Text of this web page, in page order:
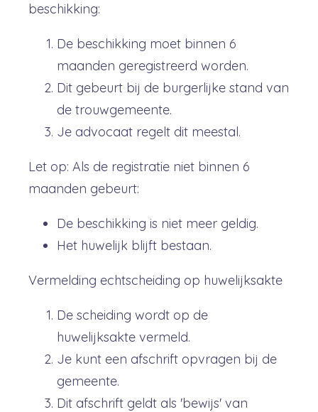
beschikking:
De beschikking moet binnen 6
maanden geregistreerd worden.
Dit gebeurt bij de burgerlijke stand van
de trouwgemeente.
Je advocaat regelt dit meestal.
Let op: Als de registratie niet binnen 6
maanden gebeurt:
De beschikking is niet meer geldig.
Het huwelijk blijft bestaan.
Vermelding echtscheiding op huwelijksakte
De scheiding wordt op de
huwelijksakte vermeld.
Je kunt een afschrift opvragen bij de
gemeente.
Dit afschrift geldt als 'bewijs' van